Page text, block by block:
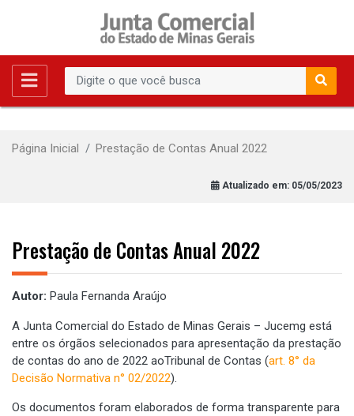
Página Inicial Prestação de Contas Anual 2022
Atualizado em: 05/05/2023
Prestação de Contas Anual 2022
Autor: Paula Fernanda Araújo
A Junta Comercial do Estado de Minas Gerais – Jucemg está
entre os órgãos selecionados para apresentação da prestação
de contas do ano de 2022 aoTribunal de Contas (art. 8° da
Decisão Normativa n° 02/2022).
Os documentos foram elaborados de forma transparente para